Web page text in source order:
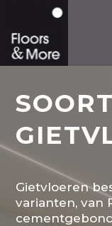
Gietvloeren
varianten, van